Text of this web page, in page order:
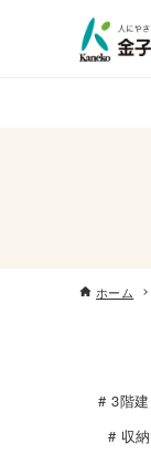
ホーム
3階建
収